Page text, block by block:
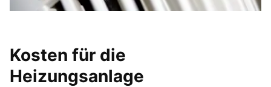
Kosten für die
Heizungsanlage